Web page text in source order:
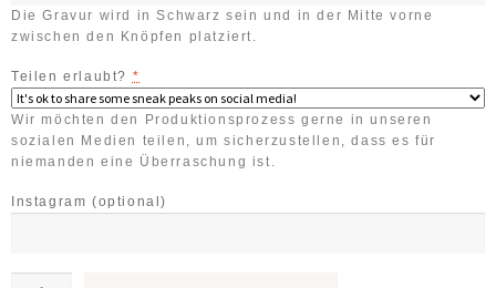
Die Gravur wird in Schwarz sein und in der Mitte vorne
zwischen den Knöpfen platziert.
Teilen erlaubt? *
Wir möchten den Produktionsprozess gerne in unseren
sozialen Medien teilen, um sicherzustellen, dass es für
niemanden eine Überraschung ist.
Instagram (optional)